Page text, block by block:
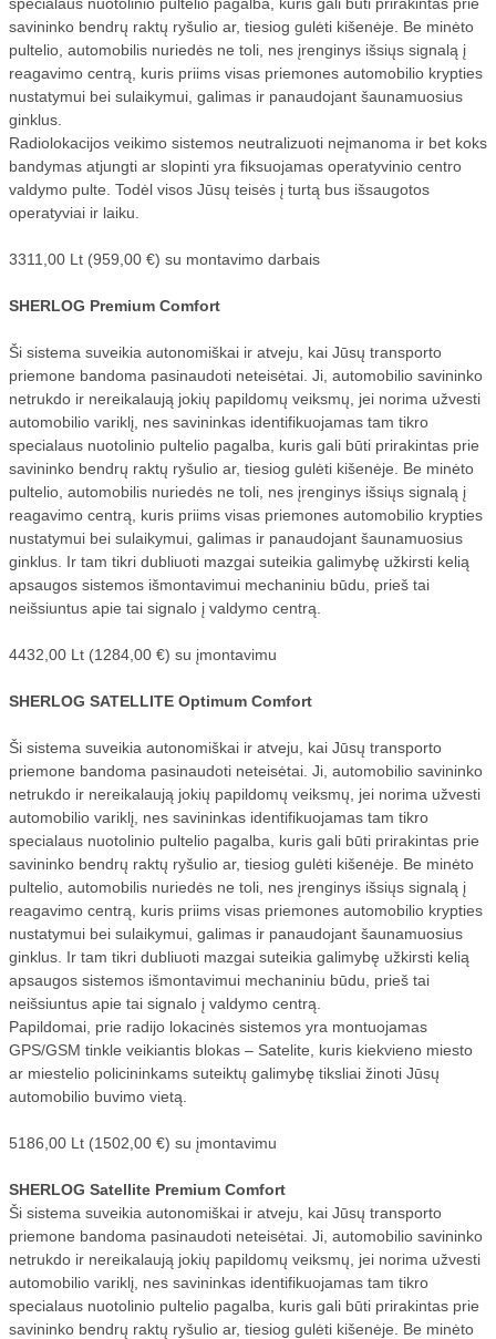
savininko bendrų raktų ryšulio ar, tiesiog gulėti kišenėje. Be minėto
pultelio, automobilis nuriedės ne toli, nes įrenginys išsiųs signalą į
reagavimo centrą, kuris priims visas priemones automobilio krypties
nustatymui bei sulaikymui, galimas ir panaudojant šaunamuosius
ginklus.
Radiolokacijos veikimo sistemos neutralizuoti neįmanoma ir bet koks
bandymas atjungti ar slopinti yra fiksuojamas operatyvinio centro
valdymo pulte. Todėl visos Jūsų teisės į turtą bus išsaugotos
operatyviai ir laiku.
3311,00 Lt (959,00 €) su montavimo darbais
SHERLOG Premium Comfort
Ši sistema suveikia autonomiškai ir atveju, kai Jūsų transporto
priemone bandoma pasinaudoti neteisėtai. Ji, automobilio savininko
netrukdo ir nereikalaują jokių papildomų veiksmų, jei norima užvesti
automobilio variklį, nes savininkas identifikuojamas tam tikro
specialaus nuotolinio pultelio pagalba, kuris gali būti prirakintas prie
savininko bendrų raktų ryšulio ar, tiesiog gulėti kišenėje. Be minėto
pultelio, automobilis nuriedės ne toli, nes įrenginys išsiųs signalą į
reagavimo centrą, kuris priims visas priemones automobilio krypties
nustatymui bei sulaikymui, galimas ir panaudojant šaunamuosius
ginklus. Ir tam tikri dubliuoti mazgai suteikia galimybę užkirsti kelią
apsaugos sistemos išmontavimui mechaniniu būdu, prieš tai
neišsiuntus apie tai signalo į valdymo centrą.
4432,00 Lt (1284,00 €) su įmontavimu
SHERLOG SATELLITE Optimum Comfort
Ši sistema suveikia autonomiškai ir atveju, kai Jūsų transporto
priemone bandoma pasinaudoti neteisėtai. Ji, automobilio savininko
netrukdo ir nereikalaują jokių papildomų veiksmų, jei norima užvesti
automobilio variklį, nes savininkas identifikuojamas tam tikro
specialaus nuotolinio pultelio pagalba, kuris gali būti prirakintas prie
savininko bendrų raktų ryšulio ar, tiesiog gulėti kišenėje. Be minėto
pultelio, automobilis nuriedės ne toli, nes įrenginys išsiųs signalą į
reagavimo centrą, kuris priims visas priemones automobilio krypties
nustatymui bei sulaikymui, galimas ir panaudojant šaunamuosius
ginklus. Ir tam tikri dubliuoti mazgai suteikia galimybę užkirsti kelią
apsaugos sistemos išmontavimui mechaniniu būdu, prieš tai
neišsiuntus apie tai signalo į valdymo centrą.
Papildomai, prie radijo lokacinės sistemos yra montuojamas
GPS/GSM tinkle veikiantis blokas – Satelite, kuris kiekvieno miesto
ar miestelio policininkams suteiktų galimybę tiksliai žinoti Jūsų
automobilio buvimo vietą.
5186,00 Lt (1502,00 €) su įmontavimu
SHERLOG Satellite Premium Comfort
Ši sistema suveikia autonomiškai ir atveju, kai Jūsų transporto
priemone bandoma pasinaudoti neteisėtai. Ji, automobilio savininko
netrukdo ir nereikalaują jokių papildomų veiksmų, jei norima užvesti
automobilio variklį, nes savininkas identifikuojamas tam tikro
specialaus nuotolinio pultelio pagalba, kuris gali būti prirakintas prie
savininko bendrų raktų ryšulio ar, tiesiog gulėti kišenėje. Be minėto